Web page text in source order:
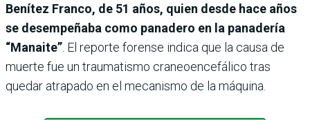
Benítez Franco, de 51 años, quien desde hace años
se desempeñaba como panadero en la panadería
“Manaite” . El reporte forense indica que la causa de
muerte fue un traumatismo craneoencefálico tras
quedar atrapado en el mecanismo de la máquina.